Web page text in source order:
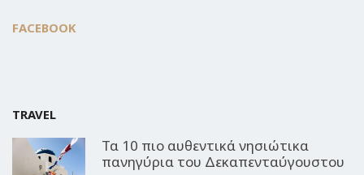
FACEBOOK
TRAVEL
Τα 10 πιο αυθεντικά νησιώτικα
πανηγύρια του Δεκαπενταύγουστου